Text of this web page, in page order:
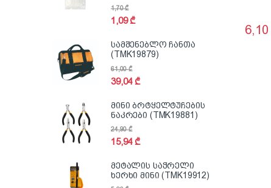
6,10
1,09₾
1,70₾
სამშენებლო ჩანთა
(TMK19879)
39,04 ₾
61,00₾
მინი ბრტყელტუჩების
ნაკრები (TMK19881)
15,94 ₾
24,90₾
მეტალის საჭრელი
ხერხი მინი (TMK19912)